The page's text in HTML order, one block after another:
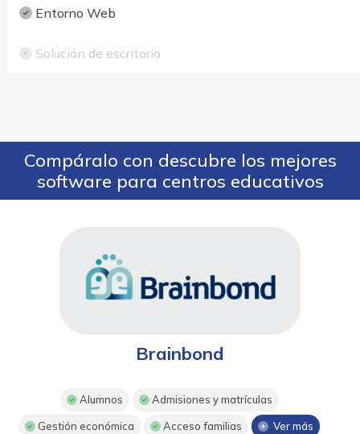
Entorno Web
Solución de escritorio
Compáralo con descubre los mejores
software para centros educativos
Brainbond
Alumnos Admisiones y matrículas
Gestión económica Acceso familias Ver más